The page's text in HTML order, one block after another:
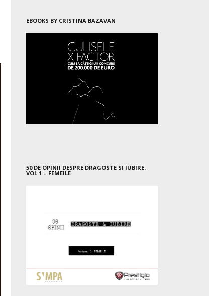
EBOOKS BY CRISTINA BAZAVAN
50 DE OPINII DESPRE DRAGOSTE SI IUBIRE.
VOL 1 – FEMEILE